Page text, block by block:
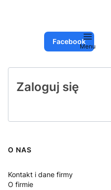
Facebook
Menu
Zaloguj się
Linki w stopce
O NAS
Kontakt i dane firmy
O firmie